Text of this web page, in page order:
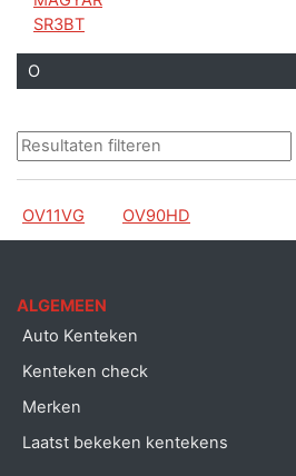
SR3BT
O
OV11VG OV90HD
ALGEMEEN
Auto Kenteken
Kenteken check
Merken
Laatst bekeken kentekens